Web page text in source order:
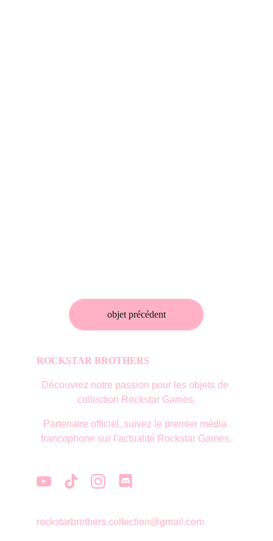
objet précédent
ROCKSTAR BROTHERS
Découvrez notre passion pour les objets de
collection Rockstar Games.
rockstarbrothers.collection@gmail.com
Partenaire officiel, suivez le premier média
francophone sur l’actualité Rockstar Games.